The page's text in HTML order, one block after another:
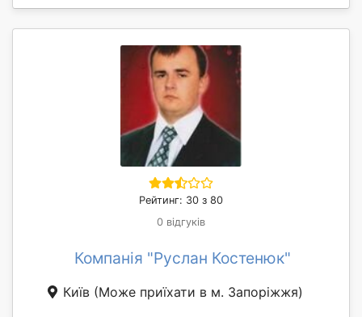
Рейтинг: 30 з 80
0 відгуків
Компанія "Руслан Костенюк"
Київ (Може приїхати в м. Запоріжжя)